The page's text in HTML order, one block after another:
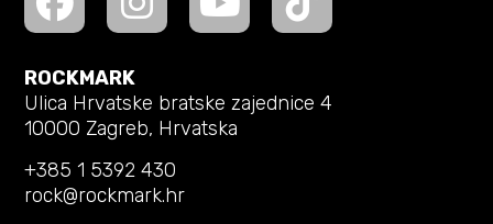
ROCKMARK
Ulica Hrvatske bratske zajednice 4
10000 Zagreb, Hrvatska
+385 1 5392 430
rock@rockmark.hr